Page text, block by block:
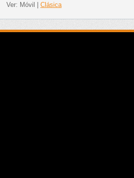
Ver: Móvil | Clásica